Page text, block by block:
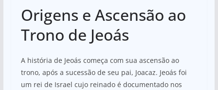
Origens e Ascensão ao
Trono de Jeoás
A história de Jeoás começa com sua ascensão ao
trono, após a sucessão de seu pai, Joacaz. Jeoás foi
um rei de Israel cujo reinado é documentado nos